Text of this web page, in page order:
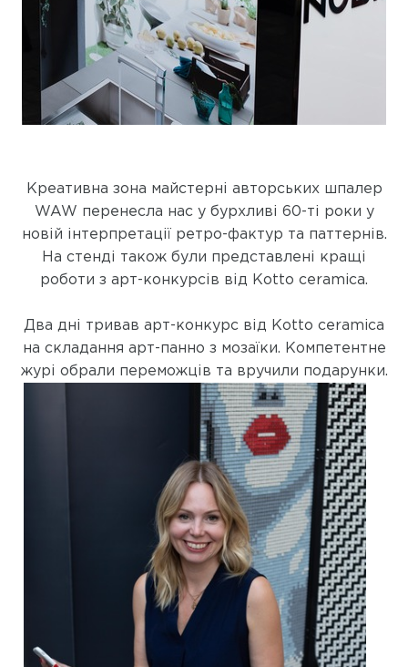
Креативна зона майстерні авторських шпалер
WAW перенесла нас у бурхливі 60-ті роки у
новій інтерпретації ретро-фактур та паттернів.
На стенді також були представлені кращі
роботи з арт-конкурсів від Kotto ceramica.
Два дні тривав арт-конкурс від Kotto ceramica
на складання арт-панно з мозаїки. Компетентне
журі обрали переможців та вручили подарунки.